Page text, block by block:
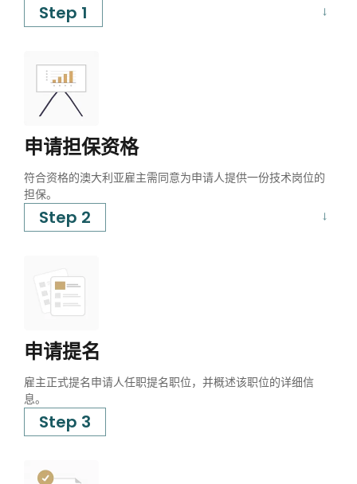
Step 1
申请担保资格
符合资格的澳大利亚雇主需同意为申请人提供一份技术岗位的
担保。
Step 2
申请提名
雇主正式提名申请人任职提名职位，并概述该职位的详细信
息。
Step 3